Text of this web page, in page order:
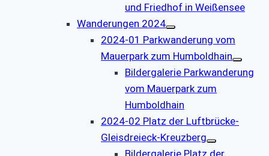
und Friedhof in Weißensee
Wanderungen 2024
2024-01 Parkwanderung vom
Mauerpark zum Humboldhain
Bildergalerie Parkwanderung
vom Mauerpark zum
Humboldhain
2024-02 Platz der Luftbrücke-
Gleisdreieck-Kreuzberg
Bildergalerie Platz der